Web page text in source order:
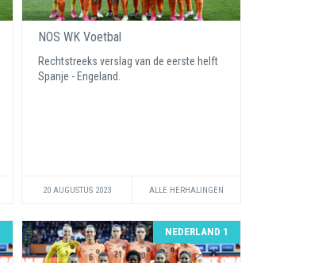
NOS WK Voetbal
Rechtstreeks verslag van de eerste helft
Spanje - Engeland.
20 AUGUSTUS 2023 ALLE HERHALINGEN
NEDERLAND 1